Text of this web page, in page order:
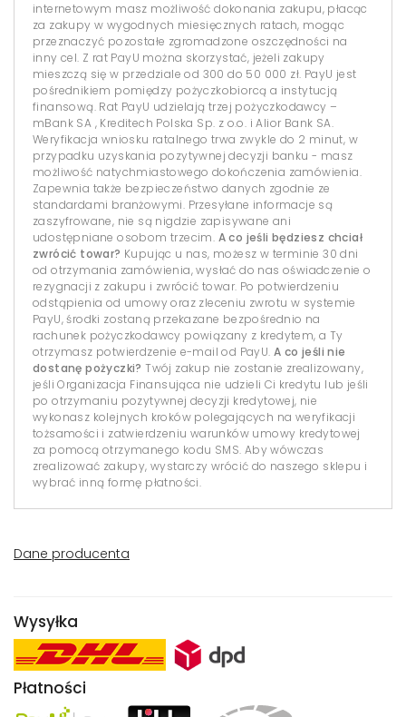
internetowym masz możliwość dokonania zakupu, płacąc
za zakupy w wygodnych miesięcznych ratach, mogąc
przeznaczyć pozostałe zgromadzone oszczędności na
inny cel. Z rat PayU można skorzystać, jeżeli zakupy
mieszczą się w przedziale od 300 do 50 000 zł. PayU jest
pośrednikiem pomiędzy pożyczkobiorcą a instytucją
finansową. Rat PayU udzielają trzej pożyczkodawcy –
mBank SA , Kreditech Polska Sp. z o.o. i Alior Bank SA.
Weryfikacja wniosku ratalnego trwa zwykle do 2 minut, w
przypadku uzyskania pozytywnej decyzji banku - masz
możliwość natychmiastowego dokończenia zamówienia.
Zapewnia także bezpieczeństwo danych zgodnie ze
standardami branżowymi. Przesyłane informacje są
zaszyfrowane, nie są nigdzie zapisywane ani
udostępniane osobom trzecim. A co jeśli będziesz chciał
zwrócić towar? Kupując u nas, możesz w terminie 30 dni
od otrzymania zamówienia, wysłać do nas oświadczenie o
rezygnacji z zakupu i zwrócić towar. Po potwierdzeniu
odstąpienia od umowy oraz zleceniu zwrotu w systemie
PayU, środki zostaną przekazane bezpośrednio na
rachunek pożyczkodawcy powiązany z kredytem, a Ty
otrzymasz potwierdzenie e-mail od PayU. A co jeśli nie
dostanę pożyczki? Twój zakup nie zostanie zrealizowany,
jeśli Organizacja Finansująca nie udzieli Ci kredytu lub jeśli
po otrzymaniu pozytywnej decyzji kredytowej, nie
wykonasz kolejnych kroków polegających na weryfikacji
tożsamości i zatwierdzeniu warunków umowy kredytowej
za pomocą otrzymanego kodu SMS. Aby wówczas
zrealizować zakupy, wystarczy wrócić do naszego sklepu i
wybrać inną formę płatności.
Dane producenta
Wysyłka
Płatności